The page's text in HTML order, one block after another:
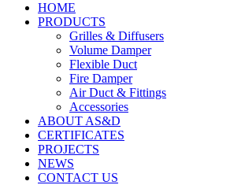
HOME
PRODUCTS
Grilles & Diffusers
Volume Damper
Flexible Duct
Fire Damper
Air Duct & Fittings
Accessories
ABOUT AS&D
CERTIFICATES
PROJECTS
NEWS
CONTACT US